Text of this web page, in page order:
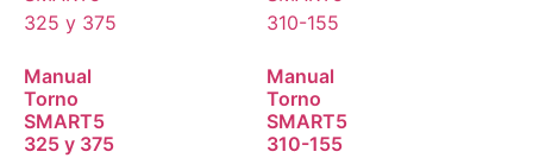
Manual
Torno
SMART5
325 y 375
Manual
Torno
SMART5
310-155